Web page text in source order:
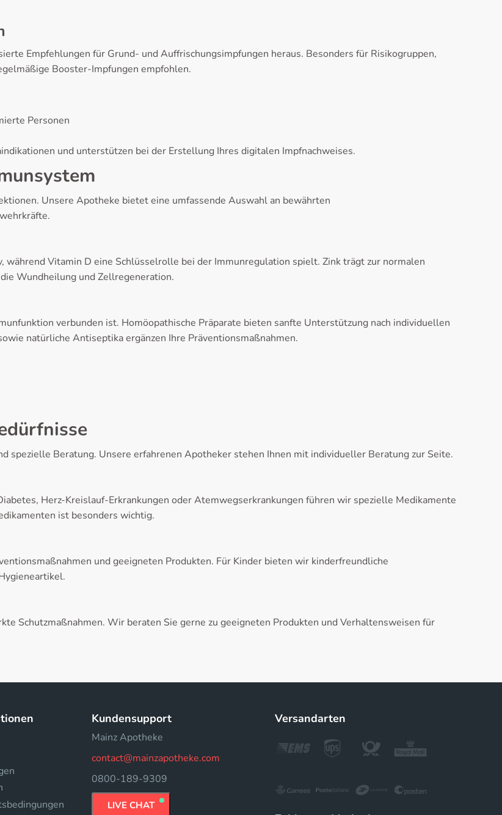
Empfehlungen für Grund- und Auffrischungsimpfungen heraus. Besonders für Risikogruppen,
Booster-Impfungen empfohlen.
Personen
und unterstützen bei der Erstellung Ihres digitalen Impfnachweises.
Unsere Apotheke bietet eine umfassende Auswahl an bewährten
Vitamin D eine Schlüsselrolle bei der Immunregulation spielt. Zink trägt zur normalen
Wundheilung und Zellregeneration.
verbunden ist. Homöopathische Präparate bieten sanfte Unterstützung nach individuellen
natürliche Antiseptika ergänzen Ihre Präventionsmaßnahmen.
spezielle Beratung. Unsere erfahrenen Apotheker stehen Ihnen mit individueller Beratung zur Seite.
Herz-Kreislauf-Erkrankungen oder Atemwegserkrankungen führen wir spezielle Medikamente
ist besonders wichtig.
und geeigneten Produkten. Für Kinder bieten wir kinderfreundliche
Schutzmaßnahmen. Wir beraten Sie gerne zu geeigneten Produkten und Verhaltensweisen für
Kundensupport
Mainz Apotheke
contact@mainzapotheke.com
0800-189-9309
LIVE CHAT
Versandarten